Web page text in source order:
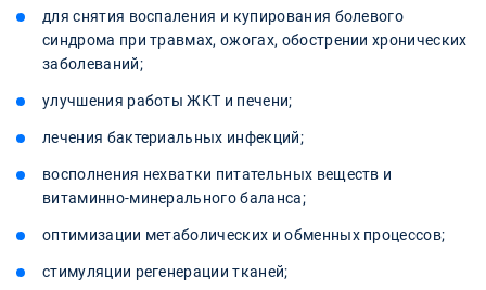
для снятия воспаления и купирования болевого
синдрома при травмах, ожогах, обострении хронических
заболеваний;
улучшения работы ЖКТ и печени;
лечения бактериальных инфекций;
восполнения нехватки питательных веществ и
витаминно-минерального баланса;
оптимизации метаболических и обменных процессов;
стимуляции регенерации тканей;